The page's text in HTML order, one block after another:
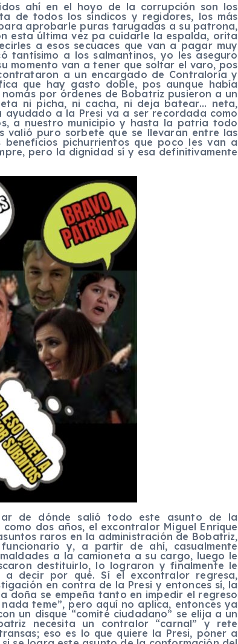
ahí en el hoyo de la corrupción son los
de todos los síndicos y regidores, los más
aprobarle puras tarugadas a su patrona,
esta última vez pa cuidarle la espalda, orita
a esos secuaces que van a pagar muy
a los salmantinos, yo les aseguro
momento van a tener que soltar el varo, pos
a un encargado de Contraloría y
que hay gasto doble, pos aunque había
por órdenes de Bobatriz pusieron a un
ni picha, ni cacha, ni deja batear… neta,
a la Presi va a ser recordada como
a nuestro municipio y hasta la patria todo
valió puro sorbete que se llevaran entre las
pichurrientos que poco les van a
pero la dignidad sí y esa definitivamente
de dónde salió todo este asunto de la
dos años, el excontralor Miguel Enrique
raros en la administración de Bobatriz,
y, a partir de ahí, casualmente
a la camioneta a su cargo, luego le
destituirlo, lo lograron y finalmente le
decir por qué. Sí el excontralor regresa,
en contra de la Presi y entonces sí, la
doña se empeña tanto en impedir el regreso
teme”, pero aquí no aplica, entonces ya
un disque “comité ciudadano” se elija a un
necesita un contralor “carnal” y rete
eso es lo que quiere la Presi, poner a